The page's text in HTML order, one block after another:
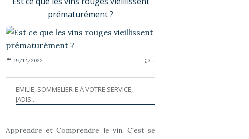
prématurément ?
19/12/2022 …
EMILIE, SOMMELIER-E À VOTRE SERVICE,
JADIS...
Apprendre et Comprendre le vin, C'est se